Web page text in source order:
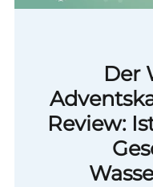
Der
Review: